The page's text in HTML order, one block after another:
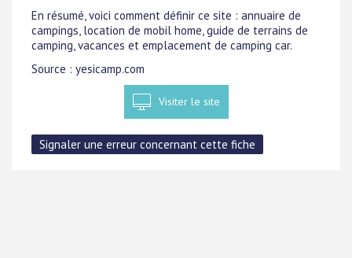
En résumé, voici comment définir ce site : annuaire de
campings, location de mobil home, guide de terrains de
camping, vacances et emplacement de camping car.
Source : yesicamp.com
Visiter le site